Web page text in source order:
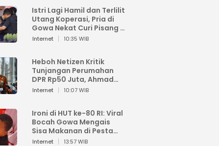
Istri Lagi Hamil dan Terlilit
Utang Koperasi, Pria di
Gowa Nekat Curi Pisang 4
Tandan Milik Tetangga,
Internet 10:35 WIB
Heboh Netizen Kritik
Tunjangan Perumahan
DPR Rp50 Juta, Ahmad
Sahroni: Enggak Senang
Internet 10:07 WIB
Ironi di HUT ke-80 RI: Viral
Bocah Gowa Mengais
Sisa Makanan di Pesta
Kemerdekaan
Internet 13:57 WIB